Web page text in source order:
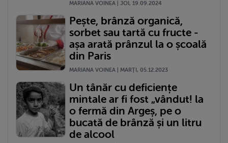
MARIANA VOINEA | JOI, 19.09.2024
Pește, brânză organică,
sorbet sau tartă cu fructe -
așa arată prânzul la o școală
din Paris
MARIANA VOINEA | MARŢI, 05.12.2023
Un tânăr cu deficiențe
mintale ar fi fost „vândut! la
o fermă din Argeș, pe o
bucată de brânză și un litru
de alcool